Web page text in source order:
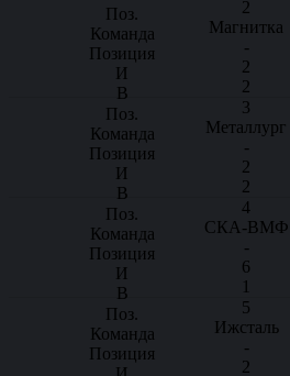
2
Магнитка
-
2
2
3
Металлург
-
2
2
4
СКА-ВМФ
-
6
1
5
Ижсталь
-
2